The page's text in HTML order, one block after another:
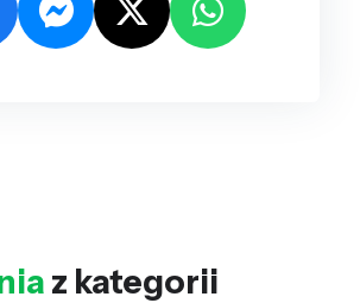
z kategorii